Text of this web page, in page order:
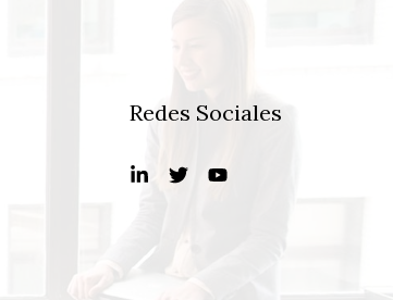
Redes Sociales